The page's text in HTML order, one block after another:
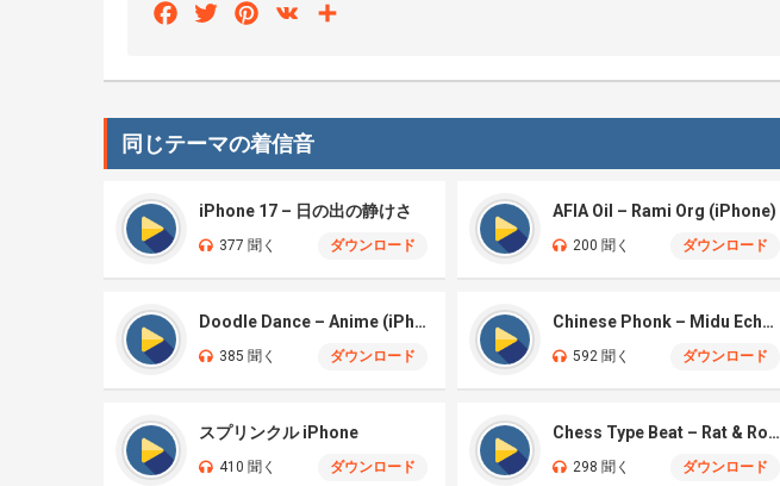
FacebookTwitterPinterest
VK
同じテーマの着信音
iPhone 17 – 日の出の静けさ
377 聞く ダウンロード
AFIA Oil – Rami Org (iPhone)
200 聞く ダウンロード
Doodle Dance – Anime (iPhone)
385 聞く ダウンロード
Chinese Phonk – Midu Echoing (Marimba)
592 聞く ダウンロード
スプリンクル iPhone
410 聞く ダウンロード
Chess Type Beat – Rat & Roblox Dance (iPhone)
298 聞く ダウンロード